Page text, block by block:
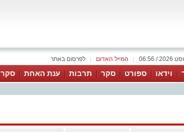
לפרסום באתר המייל האדום
וידאו ספורט סקר תרבות ענת האחת סקר